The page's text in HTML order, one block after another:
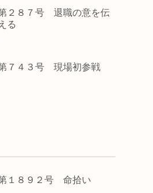
２８７号 退職の意を伝
える
７４３号 現場初参戦
１８９２号 命拾い